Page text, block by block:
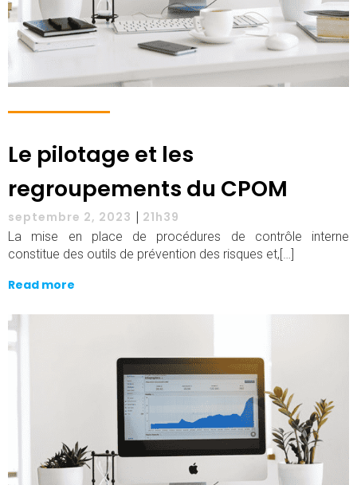
Le pilotage et les
regroupements du CPOM
septembre 2, 2023 | 21h39
La mise en place de procédures de contrôle interne
constitue des outils de prévention des risques et,[…]
Read more